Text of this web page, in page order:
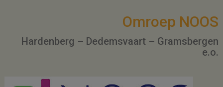
Omroep NOOS
Hardenberg – Dedemsvaart – Gramsbergen
e.o.